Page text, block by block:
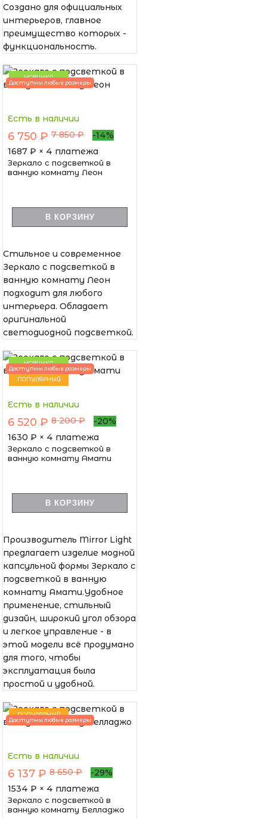
Создано для официальных
интерьеров, главное
преимущество которых -
функциональность.
НОВИНКА
Доступны любые размеры
Есть в наличии
6 750 ₽ 7 850 ₽
-14%
1687 ₽ × 4 платежа
Зеркало с подсветкой в
ванную комнату Леон
В КОРЗИНУ
Стильное и современное
Зеркало с подсветкой в
ванную комнату Леон
подходит для любого
интерьера. Обладает
оригинальной
светодиодной подсветкой.
НОВИНКА
ПОПУЛЯРНЫЙ
Доступны любые размеры
Есть в наличии
6 520 ₽ 8 200 ₽
-20%
1630 ₽ × 4 платежа
Зеркало с подсветкой в
ванную комнату Амати
В КОРЗИНУ
Производитель Mirror Light
предлагает изделие модной
капсульной формы Зеркало с
подсветкой в ванную
комнату Амати.Удобное
применение, стильный
дизайн, широкий угол обзора
и легкое управление - в
этой модели всё продумано
для того, чтобы
эксплуатация была
простой и удобной.
ПОПУЛЯРНЫЙ
Доступны любые размеры
Есть в наличии
6 137 ₽ 8 650 ₽
-29%
1534 ₽ × 4 платежа
Зеркало с подсветкой в
ванную комнату Белладжо